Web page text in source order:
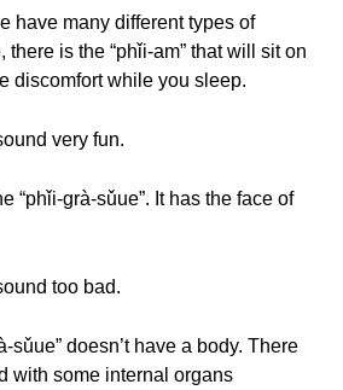
have many different types of
there is the “phǐi-am” that will sit on
discomfort while you sleep.
very fun.
“phǐi-grà-sǔue”. It has the face of
too bad.
sǔue” doesn’t have a body. There
with some internal organs